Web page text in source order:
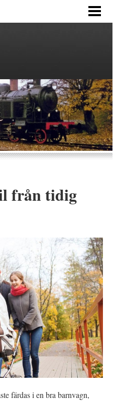
från tidig
färdas i en bra barnvagn,